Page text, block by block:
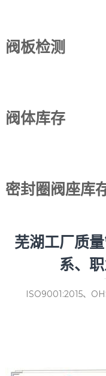
阀板检测
阀体库存
密封圈阀座库
芜湖工厂质
系、
ISO9001:2015、